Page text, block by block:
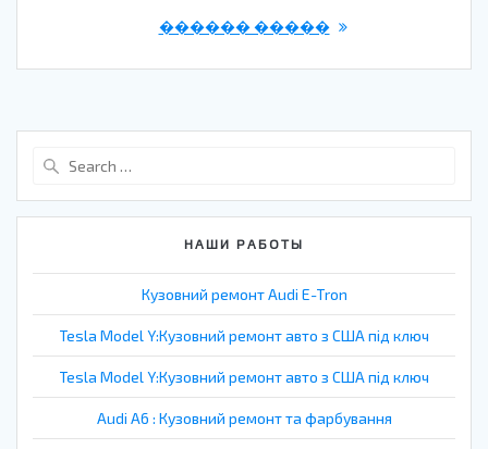
������ �����
НАШИ РАБОТЫ
Кузовний ремонт Audi E-Tron
Tesla Model Y:Кузовний ремонт авто з США під ключ
Tesla Model Y:Кузовний ремонт авто з США під ключ
Audi A6 : Кузовний ремонт та фарбування